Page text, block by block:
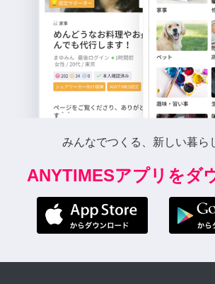
みんなでつくる、新しい暮ら
ANYTIMESアプリをダ